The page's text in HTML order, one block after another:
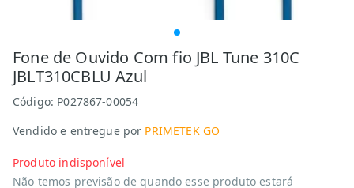
Fone de Ouvido Com fio JBL Tune 310C
JBLT310CBLU Azul
Código: P027867-00054
Vendido e entregue por PRIMETEK GO
Produto indisponível
Não temos previsão de quando esse produto estará